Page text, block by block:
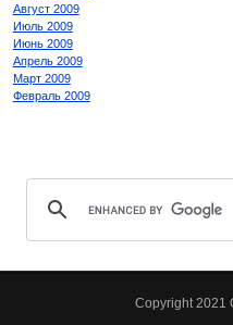
Август 2009
Июль 2009
Июнь 2009
Апрель 2009
Март 2009
Февраль 2009
Copyright